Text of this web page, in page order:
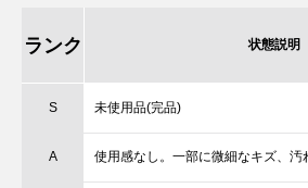
ランク 状態説明
S 未使用品(完品)
A 使用感なし。一部に微細なキズ、汚